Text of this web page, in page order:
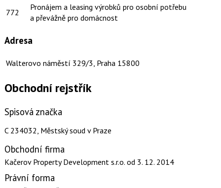
772
Pronájem a leasing výrobků pro osobní potřebu
a převážně pro domácnost
Adresa
Walterovo náměstí 329/3, Praha 15800
Obchodní rejstřík
Spisová značka
C 234032, Městský soud v Praze
Obchodní firma
Kačerov Property Development s.r.o. od 3. 12. 2014
Právní forma